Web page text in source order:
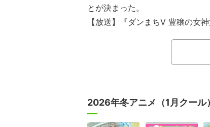
とが決まった。
【放送】『ダンまちV 豊穣の女
（以下『ダンまち』）は、シリ
破した、大森藤ノによる人気ラ
ァンタジー。2015年に初めてア
期にわたり放送されたほか、外
2026年冬アニメ（1月クール